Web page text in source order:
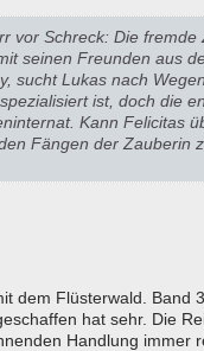
vor Schreck: Die
seinen Freunden aus
sucht Lukas nach
ist, doch die
Kann Felicitas
Fängen der Zauberin
dem Flüsterwald. Band
hat sehr. Die
Handlung immer